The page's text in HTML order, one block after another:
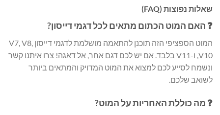
שאלות נפוצות (FAQ)
❓ האם המוט הכתום מתאים לכל דגמי דייסון?
המוט הספציפי הזה תוכנן להתאמה מושלמת לדגמי דייסון V7, V8,
V10, ו-V11 בלבד. אם יש לכם דגם אחר, אל דאגה! צרו איתנו קשר
ונשמח לסייע לכם למצוא את המוט המדויק והמתאים ביותר
לשואב שלכם.
❓ מה כוללת האחריות על המוט?